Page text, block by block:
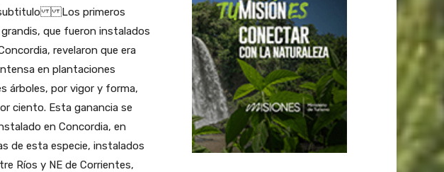
Los primeros
que fueron instalados
revelaron que era
en plantaciones
árboles, por vigor y forma,
ciento. Esta ganancia se
en Concordia, en
de esta especie, instalados
Ríos y NE de Corrientes,